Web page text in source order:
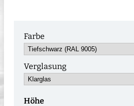
Farbe
Verglasung
Höhe